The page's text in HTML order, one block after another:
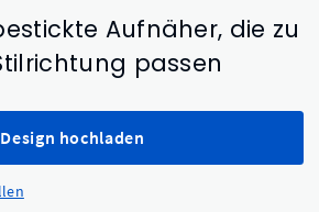
Aufnäher, die zu
passen
Design hochladen